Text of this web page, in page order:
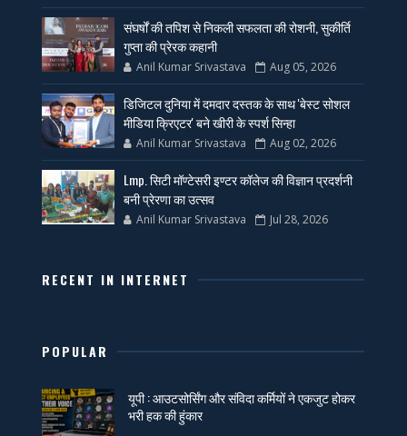
संघर्षों की तपिश से निकली सफलता की रोशनी, सुकीर्ति
गुप्ता की प्रेरक कहानी
Anil Kumar Srivastava Aug 05, 2026
डिजिटल दुनिया में दमदार दस्तक के साथ 'बेस्ट सोशल
मीडिया क्रिएटर' बने खीरी के स्पर्श सिन्हा
Anil Kumar Srivastava Aug 02, 2026
Lmp. सिटी मॉण्टेसरी इण्टर कॉलेज की विज्ञान प्रदर्शनी
बनी प्रेरणा का उत्सव
Anil Kumar Srivastava Jul 28, 2026
RECENT IN INTERNET
POPULAR
यूपी : आउटसोर्सिंग और संविदा कर्मियों ने एकजुट होकर
भरी हक की हुंकार